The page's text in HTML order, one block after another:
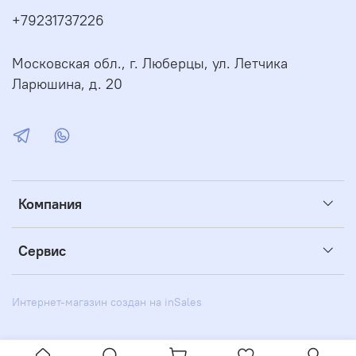
Компания
Сервис
+79231737226
Московская обл., г. Люберцы, ул. Летчика
Ларюшина, д. 20
Интернет-магазин создан на inSales